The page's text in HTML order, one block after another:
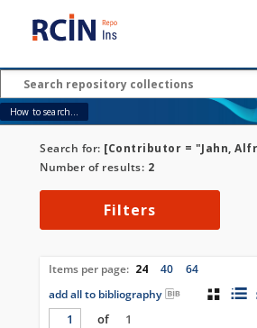
How to search...
Search for: [Contributor = "Jahn,
Number of results: 2
Filters
Items per page: 24 40
64
add all to bibliography
of
1